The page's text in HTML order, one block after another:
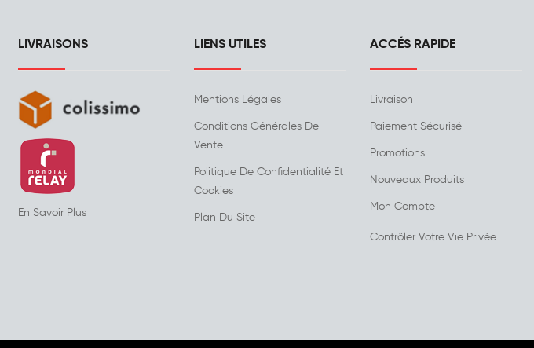
ACCÉS RAPIDE
Livraison
Paiement Sécurisé
Promotions
Nouveaux Produits
Mon Compte
Contrôler Votre Vie Privée
LIENS UTILES
Mentions Légales
Conditions Générales De
Vente
Politique De Confidentialité Et
Cookies
Plan Du Site
LIVRAISONS
En Savoir Plus